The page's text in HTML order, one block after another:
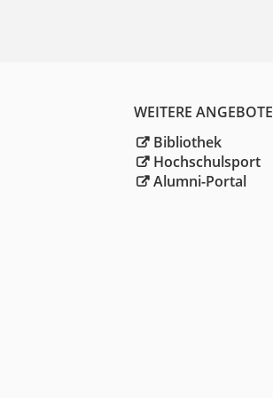
WEITERE ANGEBOTE
Bibliothek
Hochschulsport
Alumni-Portal